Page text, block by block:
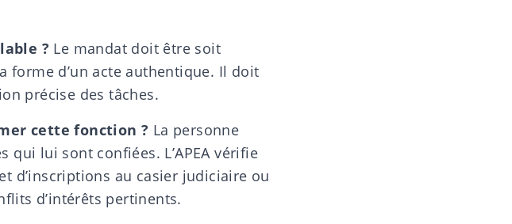
? Le mandat doit être soit
forme d’un acte authentique. Il doit
précise des tâches.
cette fonction ? La personne
qui lui sont confiées. L’APEA vérifie
d’inscriptions au casier judiciaire ou
d’intérêts pertinents.